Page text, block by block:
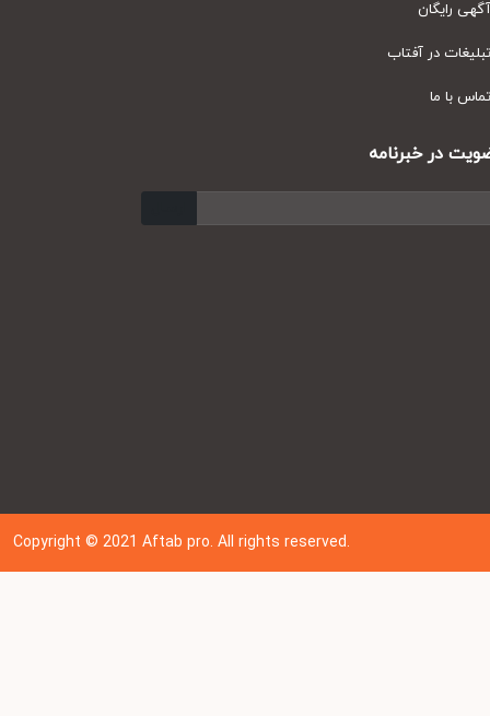
رایگان
در آفتاب
با ما
در خبرنامه
Copyright © 202 1Aftab pro. All rights reserved.